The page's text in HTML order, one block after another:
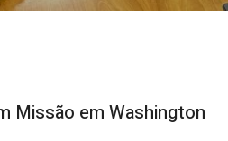
Missão em Washington